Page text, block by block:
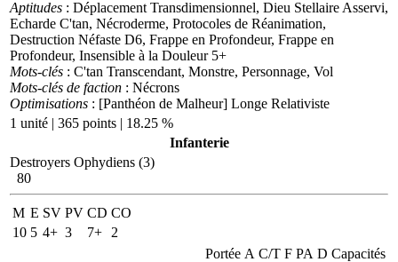
Aptitudes : Déplacement Transdimensionnel, Dieu Stellaire Asservi,
Echarde C'tan, Nécroderme, Protocoles de Réanimation,
Destruction Néfaste D6, Frappe en Profondeur, Frappe en
Profondeur, Insensible à la Douleur 5+
Mots-clés : C'tan Transcendant, Monstre, Personnage, Vol
Mots-clés de faction : Nécrons
Optimisations : [Panthéon de Malheur] Longe Relativiste
1 unité | 365 points | 18.25 %
Infanterie
Destroyers Ophydiens (3)
80
M E SV PV CD CO
10 5 4+ 3 7+
2
Portée A C/T F PA D Capacités